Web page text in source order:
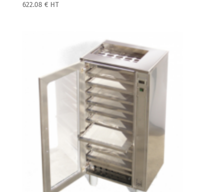
622.08 € HT